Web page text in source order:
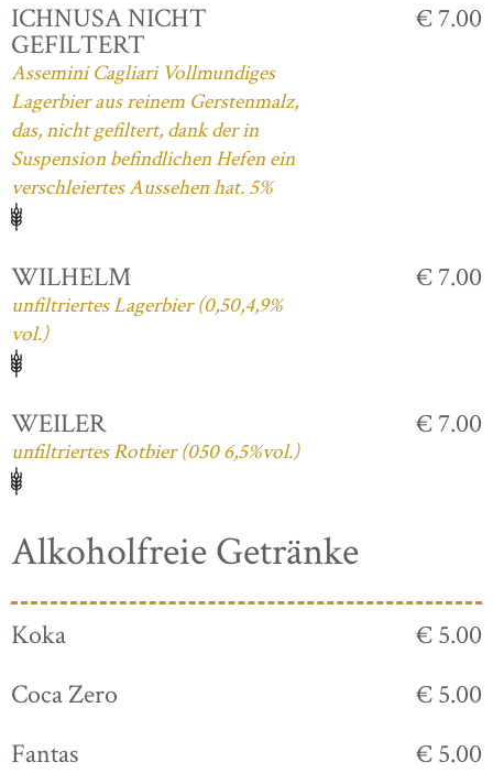
ICHNUSA NICHT
GEFILTERT
Assemini Cagliari Vollmundiges
Lagerbier aus reinem Gerstenmalz,
das, nicht gefiltert, dank der in
Suspension befindlichen Hefen ein
verschleiertes Aussehen hat. 5%
€ 7.00
WILHELM
unfiltriertes Lagerbier (0,50,4,9%
vol.)
€ 7.00
WEILER
unfiltriertes Rotbier (050 6,5%vol.)
€ 7.00
Alkoholfreie Getränke
Koka
€ 5.00
Coca Zero
€ 5.00
Fantas
€ 5.00